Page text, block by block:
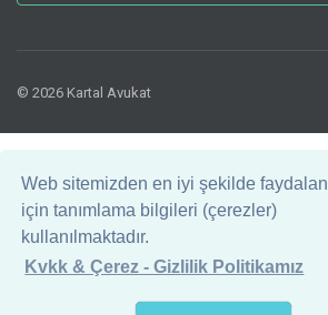
Web sitemizden en iyi şekilde
için tanımlama bilgileri (çerezler)
kullanılmaktadır.
Kvkk & Çerez - Gizlilik Politikamız
© 2026 Kartal Avukat